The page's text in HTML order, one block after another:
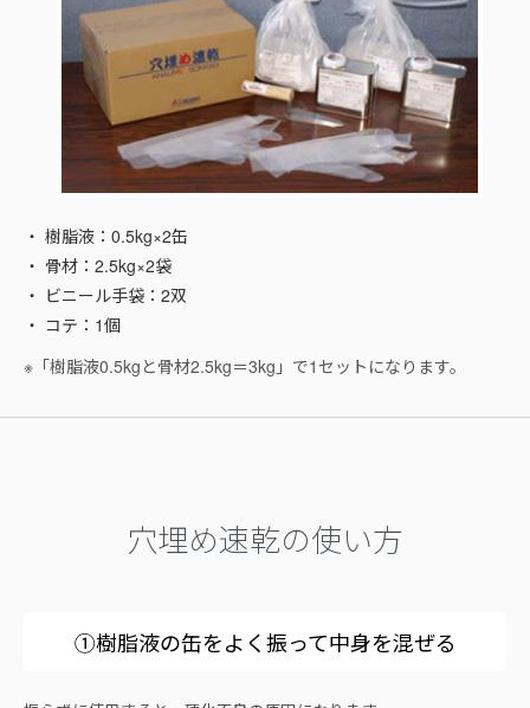
・ 樹脂液：0.5kg×2缶
・ 骨材：2.5kg×2袋
・ ビニール手袋：2双
・ コテ：1個
※「樹脂液0.5kgと骨材2.5kg＝3kg」で1セットになります。
穴埋め速乾の使い方
①樹脂液の缶をよく振って中身を混ぜる